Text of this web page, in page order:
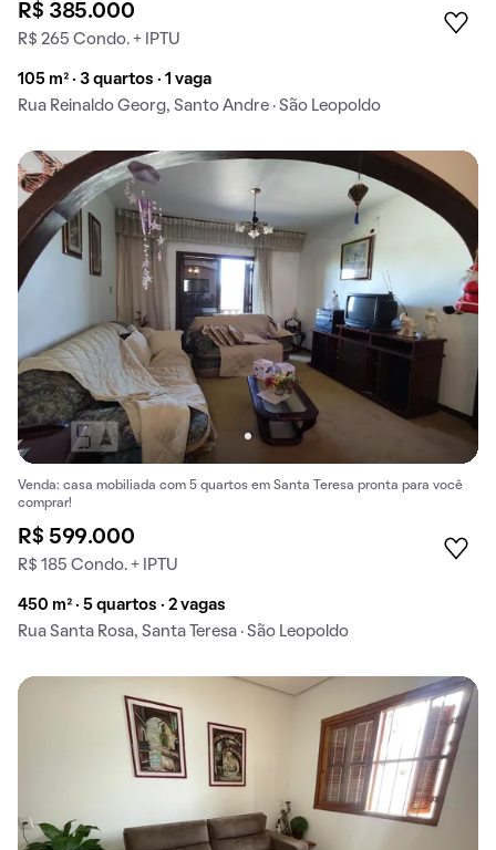
R$ 385.000
R$ 265 Condo. + IPTU
105 m² · 3 quartos · 1 vaga
Rua Reinaldo Georg, Santo Andre · São Leopoldo
Venda: casa mobiliada com 5 quartos em Santa Teresa pronta para você
comprar!
R$ 599.000
R$ 185 Condo. + IPTU
450 m² · 5 quartos · 2 vagas
Rua Santa Rosa, Santa Teresa · São Leopoldo